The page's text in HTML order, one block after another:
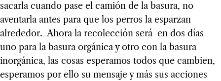
sacarla cuando pase el camión de la basura, no
aventarla antes para que los perros la esparzan
alrededor. Ahora la recolección será en dos días
uno para la basura orgánica y otro con la basura
inorgánica, las cosas esperamos todos que cambien,
esperamos por ello su mensaje y más sus acciones